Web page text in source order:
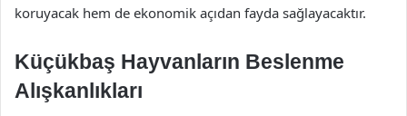
koruyacak hem de ekonomik açıdan fayda sağlayacaktır.
Küçükbaş Hayvanların Beslenme
Alışkanlıkları